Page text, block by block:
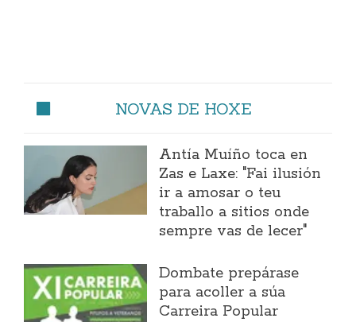
NOVAS DE HOXE
Antía Muíño toca en
Zas e Laxe: "Fai ilusión
ir a amosar o teu
traballo a sitios onde
sempre vas de lecer"
Dombate prepárase
para acoller a súa
Carreira Popular